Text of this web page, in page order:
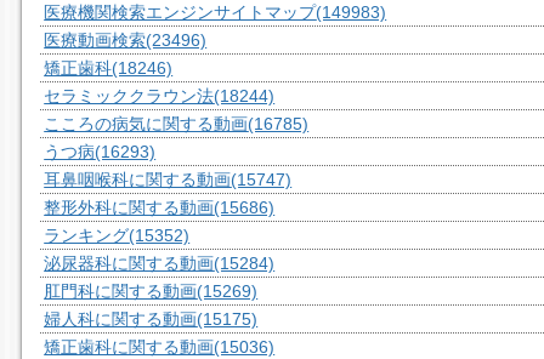
医療機関検索エンジンサイトマップ(149983)
医療動画検索(23496)
矯正歯科(18246)
セラミッククラウン法(18244)
こころの病気に関する動画(16785)
うつ病(16293)
耳鼻咽喉科に関する動画(15747)
整形外科に関する動画(15686)
ランキング(15352)
泌尿器科に関する動画(15284)
肛門科に関する動画(15269)
婦人科に関する動画(15175)
矯正歯科に関する動画(15036)